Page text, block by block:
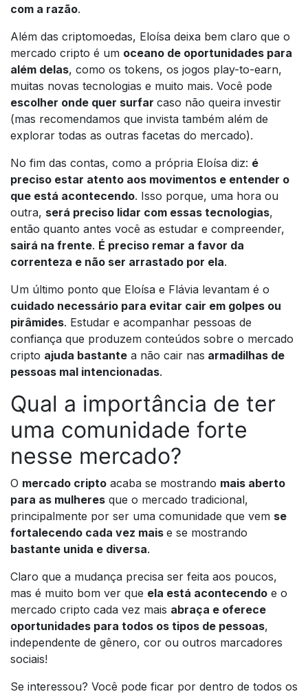
com a razão.
Além das criptomoedas, Eloísa deixa bem claro que o
mercado cripto é um oceano de oportunidades para
além delas, como os tokens, os jogos play-to-earn,
muitas novas tecnologias e muito mais. Você pode
escolher onde quer surfar caso não queira investir
(mas recomendamos que invista também além de
explorar todas as outras facetas do mercado).
No fim das contas, como a própria Eloísa diz: é
preciso estar atento aos movimentos e entender o
que está acontecendo. Isso porque, uma hora ou
outra, será preciso lidar com essas tecnologias,
então quanto antes você as estudar e compreender,
sairá na frente. É preciso remar a favor da
correnteza e não ser arrastado por ela.
Um último ponto que Eloísa e Flávia levantam é o
cuidado necessário para evitar cair em golpes ou
pirâmides. Estudar e acompanhar pessoas de
confiança que produzem conteúdos sobre o mercado
cripto ajuda bastante a não cair nas armadilhas de
pessoas mal intencionadas.
Qual a importância de ter
uma comunidade forte
nesse mercado?
O mercado cripto acaba se mostrando mais aberto
para as mulheres que o mercado tradicional,
principalmente por ser uma comunidade que vem se
fortalecendo cada vez mais e se mostrando
bastante unida e diversa.
Claro que a mudança precisa ser feita aos poucos,
mas é muito bom ver que ela está acontecendo e o
mercado cripto cada vez mais abraça e oferece
oportunidades para todos os tipos de pessoas,
independente de gênero, cor ou outros marcadores
sociais!
Se interessou? Você pode ficar por dentro de todos os